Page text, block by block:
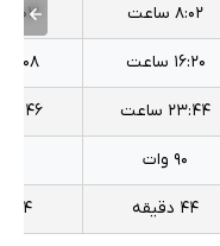
۸:۰۲ ساعت ۷:۰۳ ساعت
۱۶:۲۰ ساعت ۱۲:۰۸ ساعت
۲۳:۴۴ ساعت ۲۷:۴۶ ساعت
۹۰ وات
۴۴ دقیقه ۷۴ دقیقه